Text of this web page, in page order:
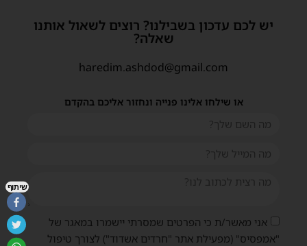
יש לכם עדכון בשבילנו? רוצים לשאול אותנו
שאלה?
haredim.ashdod@gmail.com
או שילחו אלינו פנייה ונחזור אליכם בהקדם
אני מאשר/ת כי הפרטים שמסרתי יישמרו במאגר של
"אמפסיס" (מפעילת אתר "חרדים אשדוד") לצורך טיפול
שיתוף